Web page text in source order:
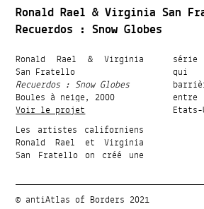
Ronald Rael & Virginia San
Recuerdos : Snow Globes
Ronald Rael & Virginia
San Fratello
Recuerdos : Snow Globes
Boules à neige, 2000
Voir le projet
Les artistes californiens
Ronald Rael et Virginia
San Fratello on créé une
série
qui
© antiAtlas of Borders 2021